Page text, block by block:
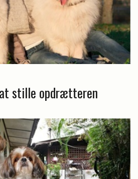
stille opdrætteren